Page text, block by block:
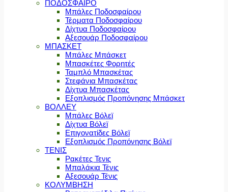
ΠΟΔΟΣΦΑΙΡΟ
Μπάλες Ποδοσφαίρου
Τέρματα Ποδοσφαίρου
Δίχτυα Ποδοσφαίρου
Αξεσουάρ Ποδοσφαίρου
ΜΠΑΣΚΕΤ
Μπάλες Μπάσκετ
Μπασκέτες Φορητές
Ταμπλό Μπασκέτας
Στεφάνια Μπασκέτας
Δίχτυα Μπασκέτας
Εξοπλισμός Προπόνησης Μπάσκετ
ΒΟΛΛΕΥ
Μπάλες Βόλεϊ
Δίχτυα Βόλεϊ
Επιγονατίδες Βόλεϊ
Εξοπλισμός Προπόνησης Βόλεϊ
ΤΕΝΙΣ
Ρακέτες Τενις
Μπαλάκια Τένις
Αξεσουάρ Τένις
ΚΟΛΥΜΒΗΣΗ